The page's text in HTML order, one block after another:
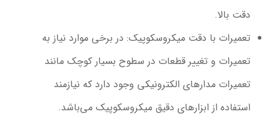
دقت بالا.
تعمیرات با دقت میکروسکوپیک: در برخی موارد نیاز به
تعمیرات و تغییر قطعات در سطوح بسیار کوچک مانند
تعمیرات مدارهای الکترونیکی وجود دارد که نیازمند
استفاده از ابزارهای دقیق میکروسکوپیک می‌باشد.